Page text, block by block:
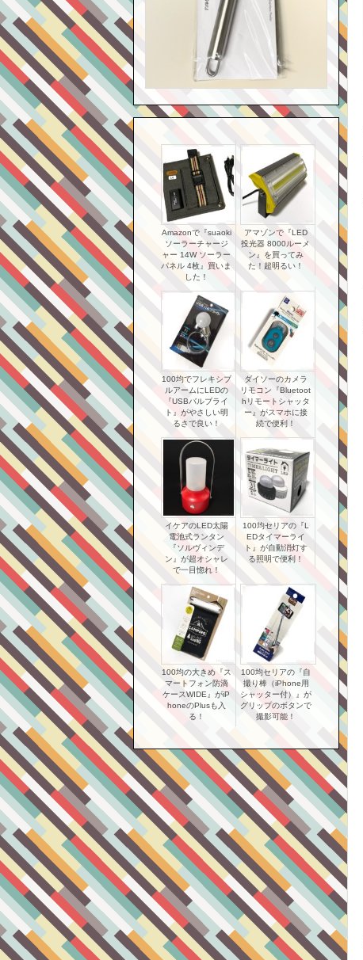
Amazonで『suaoki
ソーラーチャージ
ャー 14W ソーラー
パネル 4枚』買いま
した！
アマゾンで『LED
投光器 8000ルーメ
ン』を買ってみ
た！超明るい！
100均でフレキシブ
ルアームにLEDの
『USBバルブライ
ト』がやさしい明
るさで良い！
ダイソーのカメラ
リモコン『Bluetoot
hリモートシャッタ
ー』がスマホに接
続で便利！
イケアのLED太陽
電池式ランタン
『ソルヴィンデ
ン』が超オシャレ
で一目惚れ！
100均セリアの『L
EDタイマーライ
ト』が自動消灯す
る照明で便利！
100均の大きめ『ス
マートフォン防滴
ケースWIDE』がiP
honeのPlusも入
る！
100均セリアの『自
撮り棒（iPhone用
シャッター付）』が
グリップのボタンで
撮影可能！